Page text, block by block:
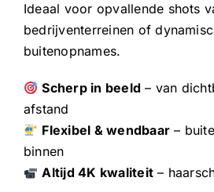
Ideaal voor opvallende shots
bedrijventerreinen of
buitenopnames.
Scherp in beeld – van
afstand
Flexibel & wendbaar –
binnen
Altijd 4K kwaliteit –